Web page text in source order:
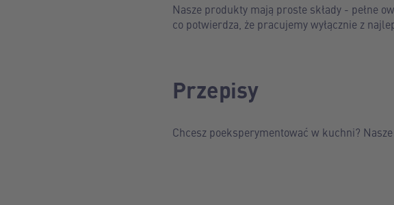
Nasze produkty mają proste składy - pełne
co potwierdza, że pracujemy wyłącznie z
Przepisy
Chcesz poeksperymentować w kuchni?